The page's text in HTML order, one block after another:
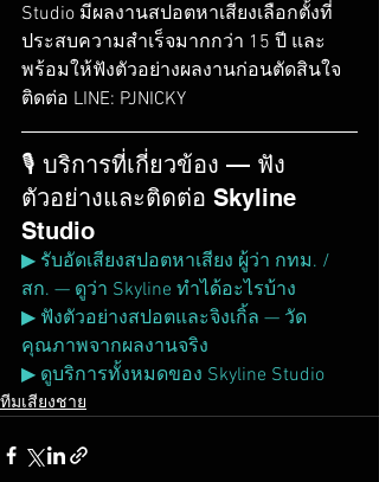
Studio มีผลงานสปอตหาเสียงเลือกตั้งที่
ประสบความสำเร็จมากกว่า 15 ปี และ
พร้อมให้ฟังตัวอย่างผลงานก่อนตัดสินใจ
ติดต่อ LINE: PJNICKY
🎙️ บริการที่เกี่ยวข้อง — ฟัง
ตัวอย่างและติดต่อ Skyline
Studio
▶ รับอัดเสียงสปอตหาเสียง ผู้ว่า กทม. /
สก. — ดูว่า Skyline ทำได้อะไรบ้าง
▶ ฟังตัวอย่างสปอตและจิงเกิ้ล — วัด
คุณภาพจากผลงานจริง
▶ ดูบริการทั้งหมดของ Skyline Studio
ทีมเสียงชาย